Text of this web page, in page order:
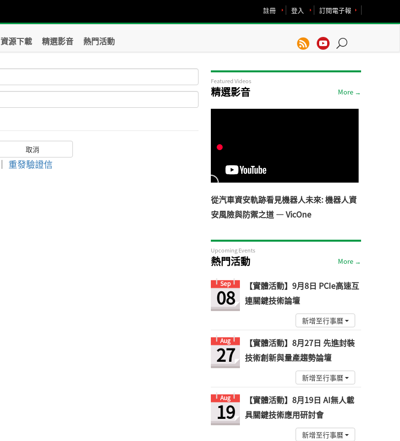
訂閱電子報
登入
註冊
資源下載 精選影音 熱門活動
｜ 重發驗證信
Featured Videos
精選影音 More →
從汽車資安軌跡看見機器人未來: 機器人資
安風險與防禦之道 — VicOne
Upcoming Events
熱門活動 More →
Sep
08
【實體活動】9月8日 PCIe高速互
連關鍵技術論壇
新增至行事曆
Aug
27
【實體活動】8月27日 先進封裝
技術創新與量產趨勢論壇
新增至行事曆
Aug
19
【實體活動】8月19日 AI無人載
具關鍵技術應用研討會
新增至行事曆